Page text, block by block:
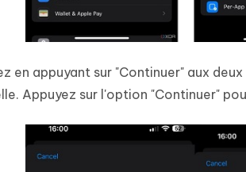
en appuyant sur "Continuer" aux
Appuyez sur l'option "Continuer"